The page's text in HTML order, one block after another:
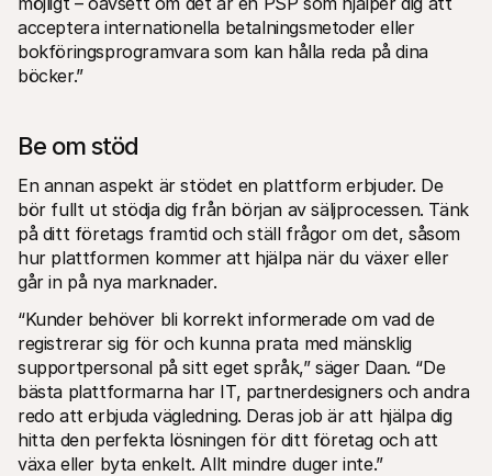
acceptera internationella betalningsmetoder eller
bokföringsprogramvara som kan hålla reda på dina
böcker.”
Be om stöd
En annan aspekt är stödet en plattform erbjuder. De
bör fullt ut stödja dig från början av säljprocessen. Tänk
på ditt företags framtid och ställ frågor om det, såsom
hur plattformen kommer att hjälpa när du växer eller
går in på nya marknader.
“Kunder behöver bli korrekt informerade om vad de
registrerar sig för och kunna prata med mänsklig
supportpersonal på sitt eget språk,” säger Daan. “De
bästa plattformarna har IT, partnerdesigners och andra
redo att erbjuda vägledning. Deras job är att hjälpa dig
hitta den perfekta lösningen för ditt företag och att
växa eller byta enkelt. Allt mindre duger inte.”